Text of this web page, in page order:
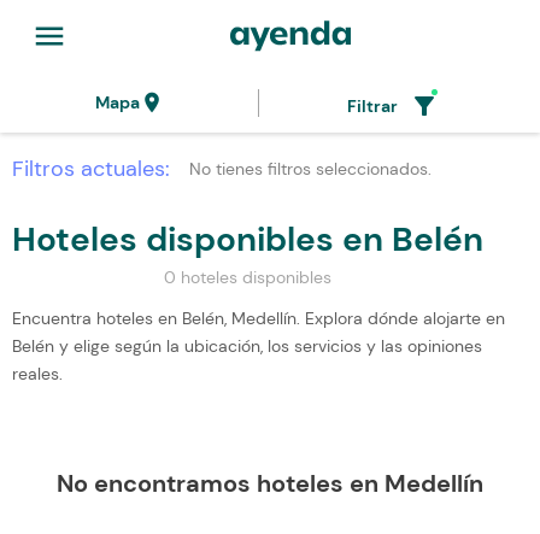
menu
Mapalocation_on Filtrar filter_alt
Filtros actuales: No tienes filtros seleccionados.
Hoteles disponibles en Belén
0 hoteles disponibles
Encuentra hoteles en Belén, Medellín. Explora dónde alojarte en
Belén y elige según la ubicación, los servicios y las opiniones
reales.
No encontramos hoteles en Medellín